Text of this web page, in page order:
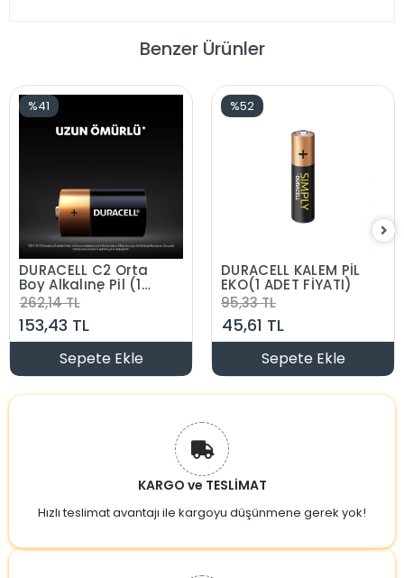
Benzer Ürünler
%41
DURACELL C2 Orta
Boy Alkalıne Pil (1
Adet Fiyatı)
262,14 TL
153,43 TL
Sepete Ekle
%52
DURACELL KALEM PİL
EKO(1 ADET FİYATI)
95,33 TL
45,61 TL
Sepete Ekle
KARGO ve TESLİMAT
Hızlı teslimat avantajı ile kargoyu düşünmene gerek yok!